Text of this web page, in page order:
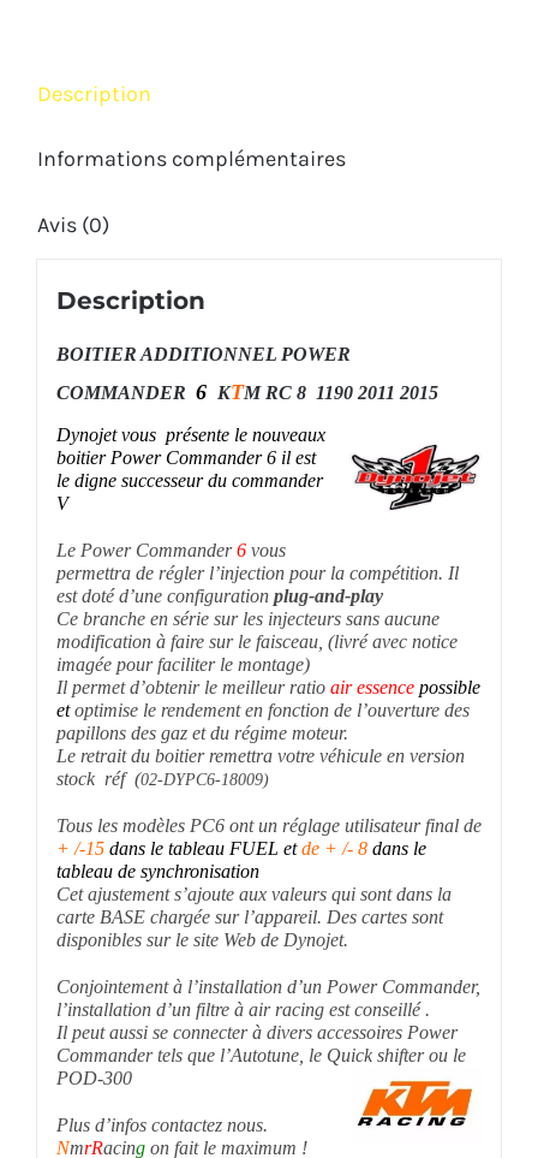
Description
Informations complémentaires
Avis (0)
Description
BOITIER ADDITIONNEL POWER
COMMANDER
6 KTM RC 8 1190 2011 2015
Dynojet vous présente le nouveaux
boitier Power Commander 6 il est
le digne successeur du commander
V
Le Power Commander 6vous
permettra de régler l’injection pour la compétition. Il
est doté d’une configurationplug-and-play
Ce branche en série sur les injecteurs sans aucune
modification à faire sur le faisceau, (livré avec notice
imagée pour faciliter le montage)
Il permet d’obtenir le meilleur ratio
air
possible
etoptimise le rendement en fonction de l’ouverture des
papillons des gaz et du régime moteur.
Le retrait du boitier remettra votre véhicule en version
stock réf (02-DYPC6-18009)
Tous les modèles PC6 ont un réglage utilisateur final de
+ /-15dans le tableau FUEL etde + /- 8dans le
tableau de synchronisation
Cet ajustement s’ajoute aux valeurs qui sont dans la
carte BASE chargée sur l’appareil. Des cartes sont
disponibles sur le site Web de Dynojet.
Conjointement à l’installation d’un Power Commander,
l’installation d’un filtre à air racing est conseillé .
Il peut aussi se connecter à divers accessoires Power
Commander tels que l’Autotune, le Quick shifter ou le
POD-300
Plus d’infos contactez nous.
NmrRacingon fait le maximum !